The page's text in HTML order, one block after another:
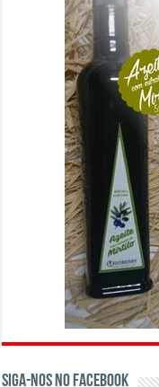
Siga-nos no Facebook